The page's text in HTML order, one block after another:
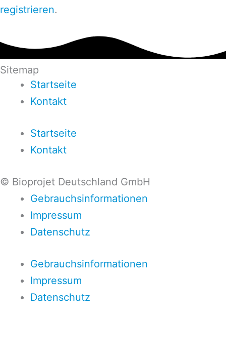
registrieren.
Sitemap
Startseite
Kontakt
Startseite
Kontakt
© Bioprojet Deutschland GmbH
Gebrauchsinformationen
Impressum
Datenschutz
Gebrauchsinformationen
Impressum
Datenschutz